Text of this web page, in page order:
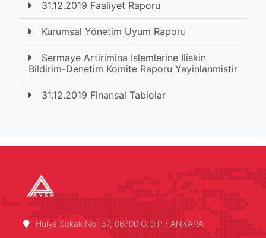
31.12.2019 Faaliyet Raporu
Kurumsal Yönetim Uyum Raporu
Sermaye Artirimina Islemlerine Iliskin
Bildirim-Denetim Komite Raporu Yayinlanmistir
31.12.2019 Finansal Tablolar
Hülya Sokak No: 37, 06700 G.O.P / ANKARA